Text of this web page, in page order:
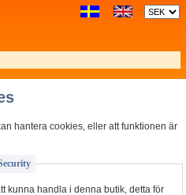
hantera cookies, eller att funktionen är
kunna handla i denna butik, detta för